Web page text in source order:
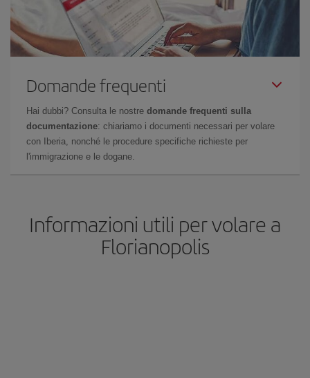
Domande frequenti
Hai dubbi? Consulta le nostre domande frequenti sulla
documentazione: chiariamo i documenti necessari per volare
con Iberia, nonché le procedure specifiche richieste per
l'immigrazione e le dogane.
Informazioni utili per volare a
Florianopolis